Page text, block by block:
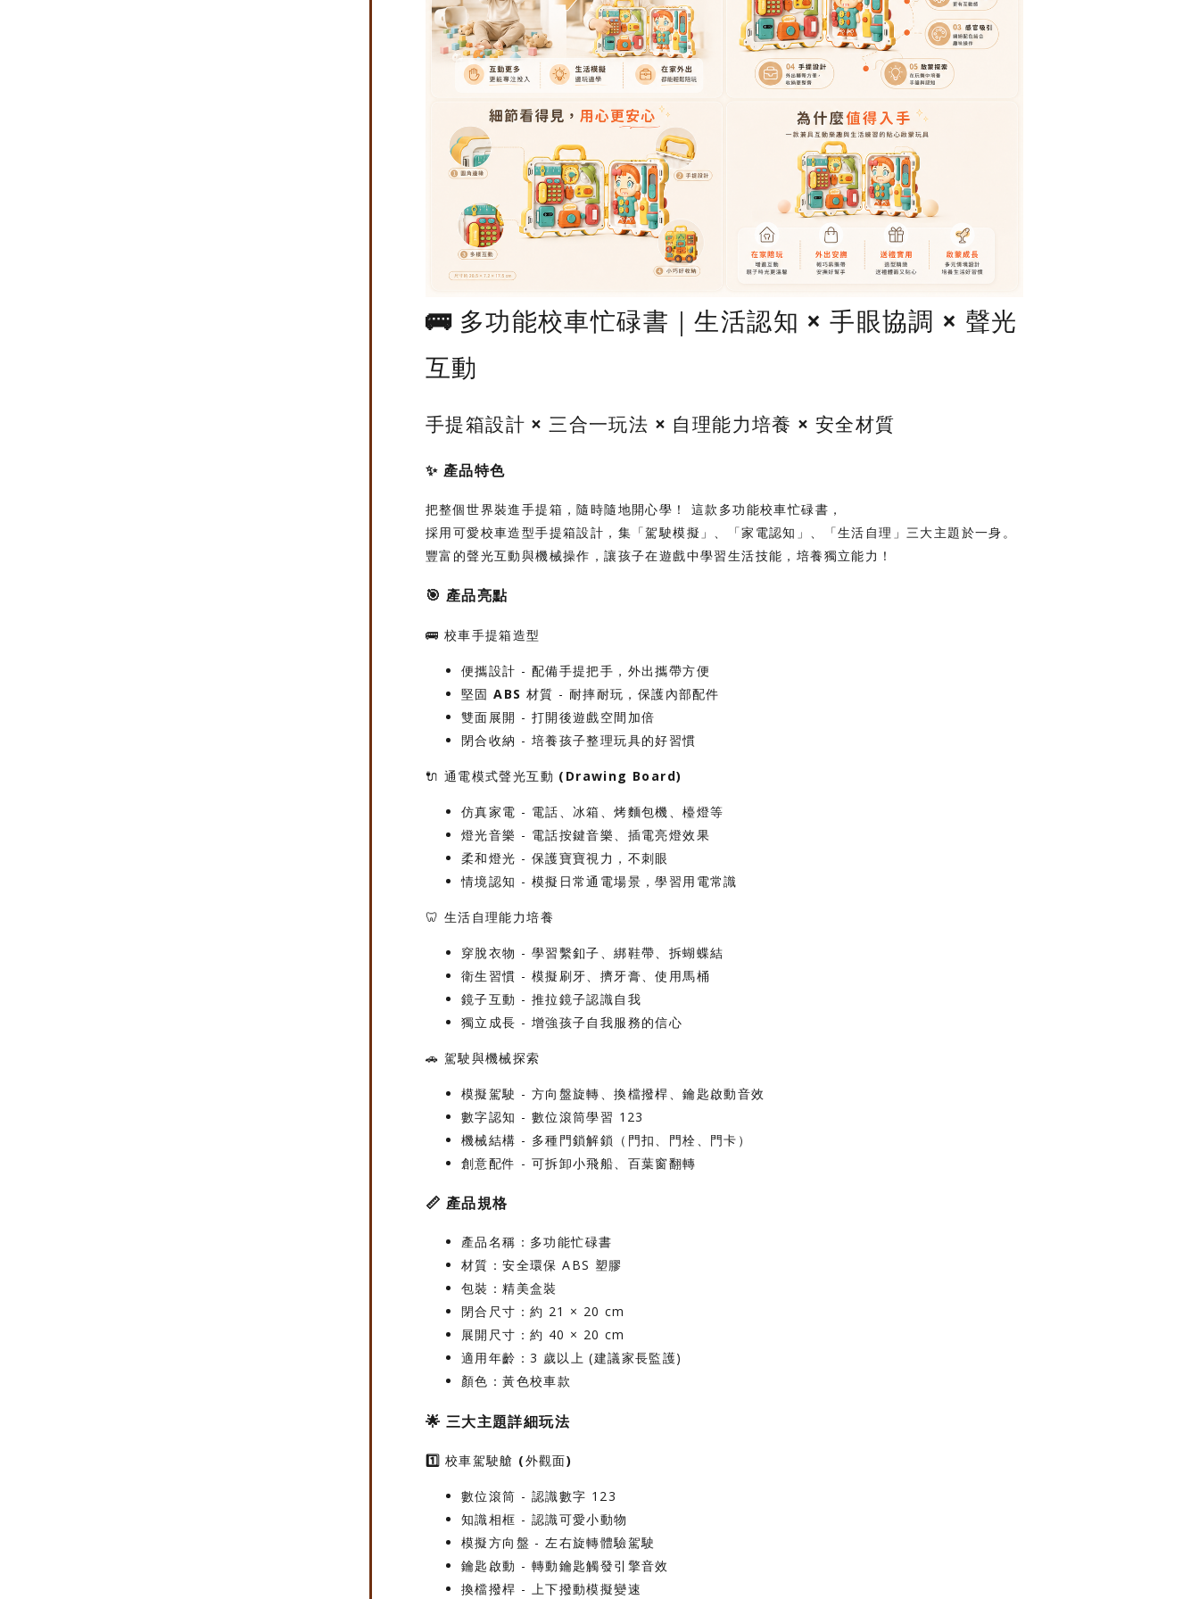
🚌 多功能校車忙碌書｜生活認知 × 手眼協調 × 聲光
互動
手提箱設計 × 三合一玩法 × 自理能力培養 × 安全材質
✨ 產品特色
把整個世界裝進手提箱，隨時隨地開心學！
這款多功能校車忙碌書，
採用可愛校車造型手提箱設計，集「駕駛模擬」、「家電認知」、「生活自理」三大主題於一身。
豐富的聲光互動與機械操作，讓孩子在遊戲中學習生活技能，培養獨立能力！
🎯 產品亮點
🚌 校車手提箱造型
便攜設計 - 配備手提把手，外出攜帶方便
堅固 ABS 材質 - 耐摔耐玩，保護內部配件
雙面展開 - 打開後遊戲空間加倍
閉合收納 - 培養孩子整理玩具的好習慣
🔌 通電模式聲光互動 (Drawing Board)
仿真家電 - 電話、冰箱、烤麵包機、檯燈等
燈光音樂 - 電話按鍵音樂、插電亮燈效果
柔和燈光 - 保護寶寶視力，不刺眼
情境認知 - 模擬日常通電場景，學習用電常識
🦷 生活自理能力培養
穿脫衣物 - 學習繫釦子、綁鞋帶、拆蝴蝶結
衛生習慣 - 模擬刷牙、擠牙膏、使用馬桶
鏡子互動 - 推拉鏡子認識自我
獨立成長 - 增強孩子自我服務的信心
🚗 駕駛與機械探索
模擬駕駛 - 方向盤旋轉、換檔撥桿、鑰匙啟動音效
數字認知 - 數位滾筒學習 123
機械結構 - 多種門鎖解鎖（門扣、門栓、門卡）
創意配件 - 可拆卸小飛船、百葉窗翻轉
📏 產品規格
產品名稱 ：多功能忙碌書
材質 ：安全環保 ABS 塑膠
包裝 ：精美盒裝
閉合尺寸 ：約 21 × 20 cm
展開尺寸 ：約 40 × 20 cm
適用年齡 ：3 歲以上 (建議家長監護)
顏色 ：黃色校車款
🌟 三大主題詳細玩法
1️⃣ 校車駕駛艙 (外觀面)
數位滾筒 - 認識數字 123
知識相框 - 認識可愛小動物
模擬方向盤 - 左右旋轉體驗駕駛
鑰匙啟動 - 轉動鑰匙觸發引擎音效
換檔撥桿 - 上下撥動模擬變速